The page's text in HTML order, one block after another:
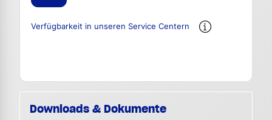
Verfügbarkeit in unseren Service Centern
Downloads & Dokumente